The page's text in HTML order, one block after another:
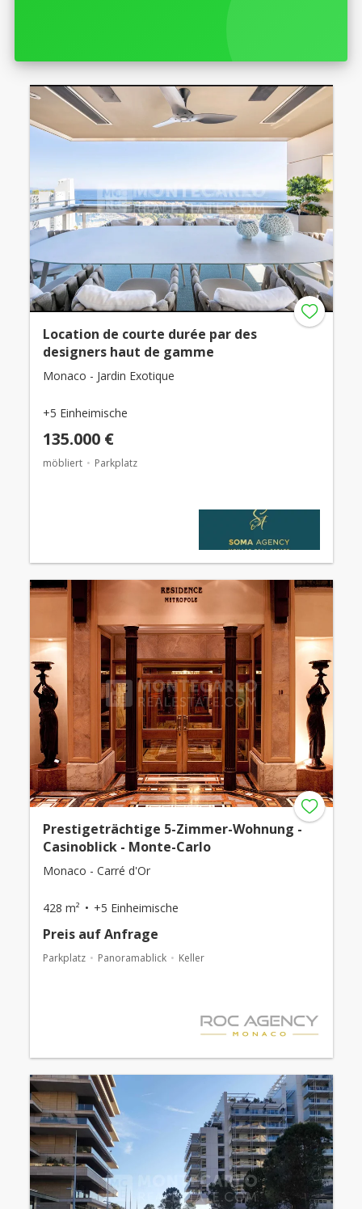
Location de courte durée par des
designers haut de gamme
Monaco - Jardin Exotique
+5 Einheimische
135.000 €
möbliert Parkplatz
Prestigeträchtige 5-Zimmer-Wohnung -
Casinoblick - Monte-Carlo
Monaco - Carré d'Or
428 m² +5 Einheimische
Preis auf Anfrage
Parkplatz Panoramablick Keller